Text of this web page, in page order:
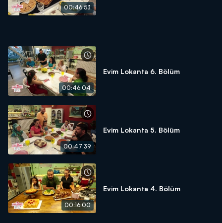
00:46:53
00:46:04
Evim Lokanta 6. Bölüm
00:47:39
Evim Lokanta 5. Bölüm
00:16:00
Evim Lokanta 4. Bölüm